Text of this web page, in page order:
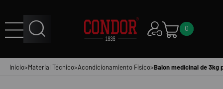
0
Inicio>Material Técnico>Acondicionamiento Físico>Balon medicinal de 3kg